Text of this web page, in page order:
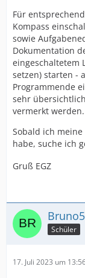
Für
Kompass
sowie
Dokumentation
eingeschaltetem
setzen) starten -
Programmende
sehr
vermerkt werden.
Sobald ich
habe, suche ich
Gruß EGZ
Schüler
17. Juli 2023 um